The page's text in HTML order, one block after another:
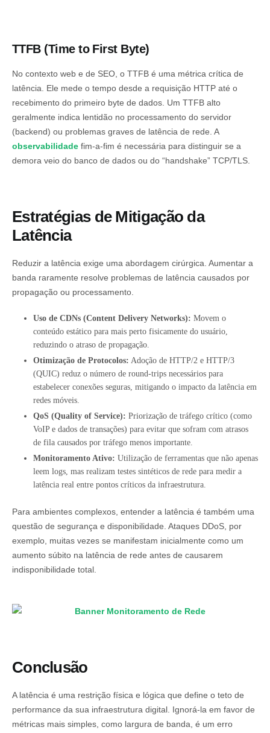
TTFB (Time to First Byte)
No contexto web e de SEO, o TTFB é uma métrica crítica de
latência. Ele mede o tempo desde a requisição HTTP até o
recebimento do primeiro byte de dados. Um TTFB alto
geralmente indica lentidão no processamento do servidor
(backend) ou problemas graves de latência de rede. A
observabilidade fim-a-fim é necessária para distinguir se a
demora veio do banco de dados ou do “handshake” TCP/TLS.
Estratégias de Mitigação da
Latência
Reduzir a latência exige uma abordagem cirúrgica. Aumentar a
banda raramente resolve problemas de latência causados por
propagação ou processamento.
Uso de CDNs (Content Delivery Networks): Movem o
conteúdo estático para mais perto fisicamente do usuário,
reduzindo o atraso de propagação.
Otimização de Protocolos: Adoção de HTTP/2 e HTTP/3
(QUIC) reduz o número de round-trips necessários para
estabelecer conexões seguras, mitigando o impacto da latência em
redes móveis.
QoS (Quality of Service): Priorização de tráfego crítico (como
VoIP e dados de transações) para evitar que sofram com atrasos
de fila causados por tráfego menos importante.
Monitoramento Ativo: Utilização de ferramentas que não apenas
leem logs, mas realizam testes sintéticos de rede para medir a
latência real entre pontos críticos da infraestrutura.
Para ambientes complexos, entender a latência é também uma
questão de segurança e disponibilidade. Ataques DDoS, por
exemplo, muitas vezes se manifestam inicialmente como um
aumento súbito na latência de rede antes de causarem
indisponibilidade total.
Conclusão
A latência é uma restrição física e lógica que define o teto de
performance da sua infraestrutura digital. Ignorá-la em favor de
métricas mais simples, como largura de banda, é um erro